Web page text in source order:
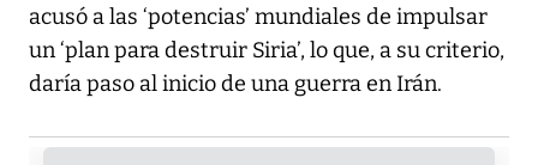
acusó a las ‘potencias’ mundiales de impulsar
un ‘plan para destruir Siria’, lo que, a su criterio,
daría paso al inicio de una guerra en Irán.